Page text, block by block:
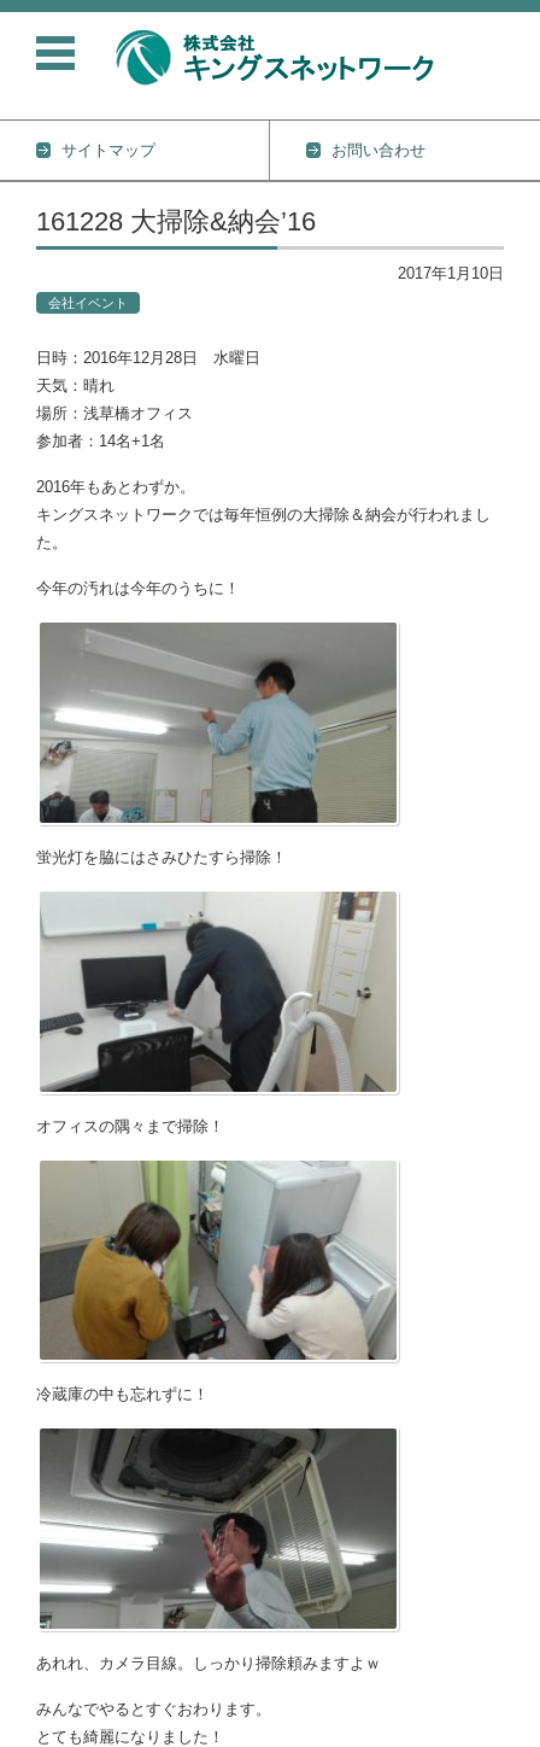
サイトマップ
お問い合わせ
コンテンツに移動
161228 大掃除&納会’16
2017年1月10日
会社イベント
日時：2016年12月28日 水曜日
天気：晴れ
場所：浅草橋オフィス
参加者：14名+1名
2016年もあとわずか。
キングスネットワークでは毎年恒例の大掃除＆納会が行われまし
た。
今年の汚れは今年のうちに！
蛍光灯を脇にはさみひたすら掃除！
オフィスの隅々まで掃除！
冷蔵庫の中も忘れずに！
あれれ、カメラ目線。しっかり掃除頼みますよｗ
みんなでやるとすぐおわります。
とても綺麗になりました！